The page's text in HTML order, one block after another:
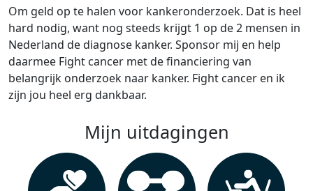
Om geld op te halen voor kankeronderzoek. Dat is heel
hard nodig, want nog steeds krijgt 1 op de 2 mensen in
Nederland de diagnose kanker. Sponsor mij en help
daarmee Fight cancer met de financiering van
belangrijk onderzoek naar kanker. Fight cancer en ik
zijn jou heel erg dankbaar.
Mijn uitdagingen